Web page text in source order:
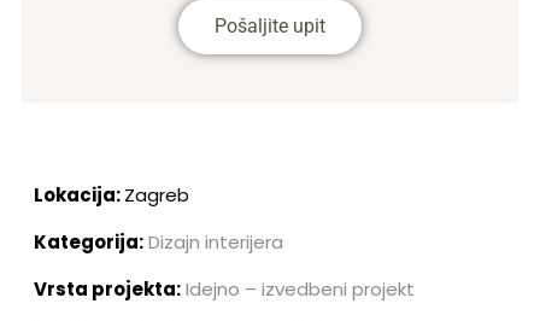
Pošaljite upit
Lokacija:Zagreb
Kategorija:Dizajn interijera
Vrsta projekta:Idejno – izvedbeni projekt